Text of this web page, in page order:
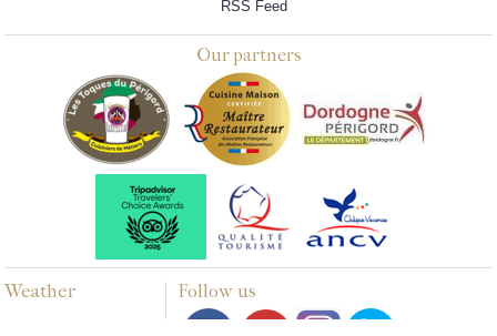
RSS Feed
Our partners
Weather Follow us